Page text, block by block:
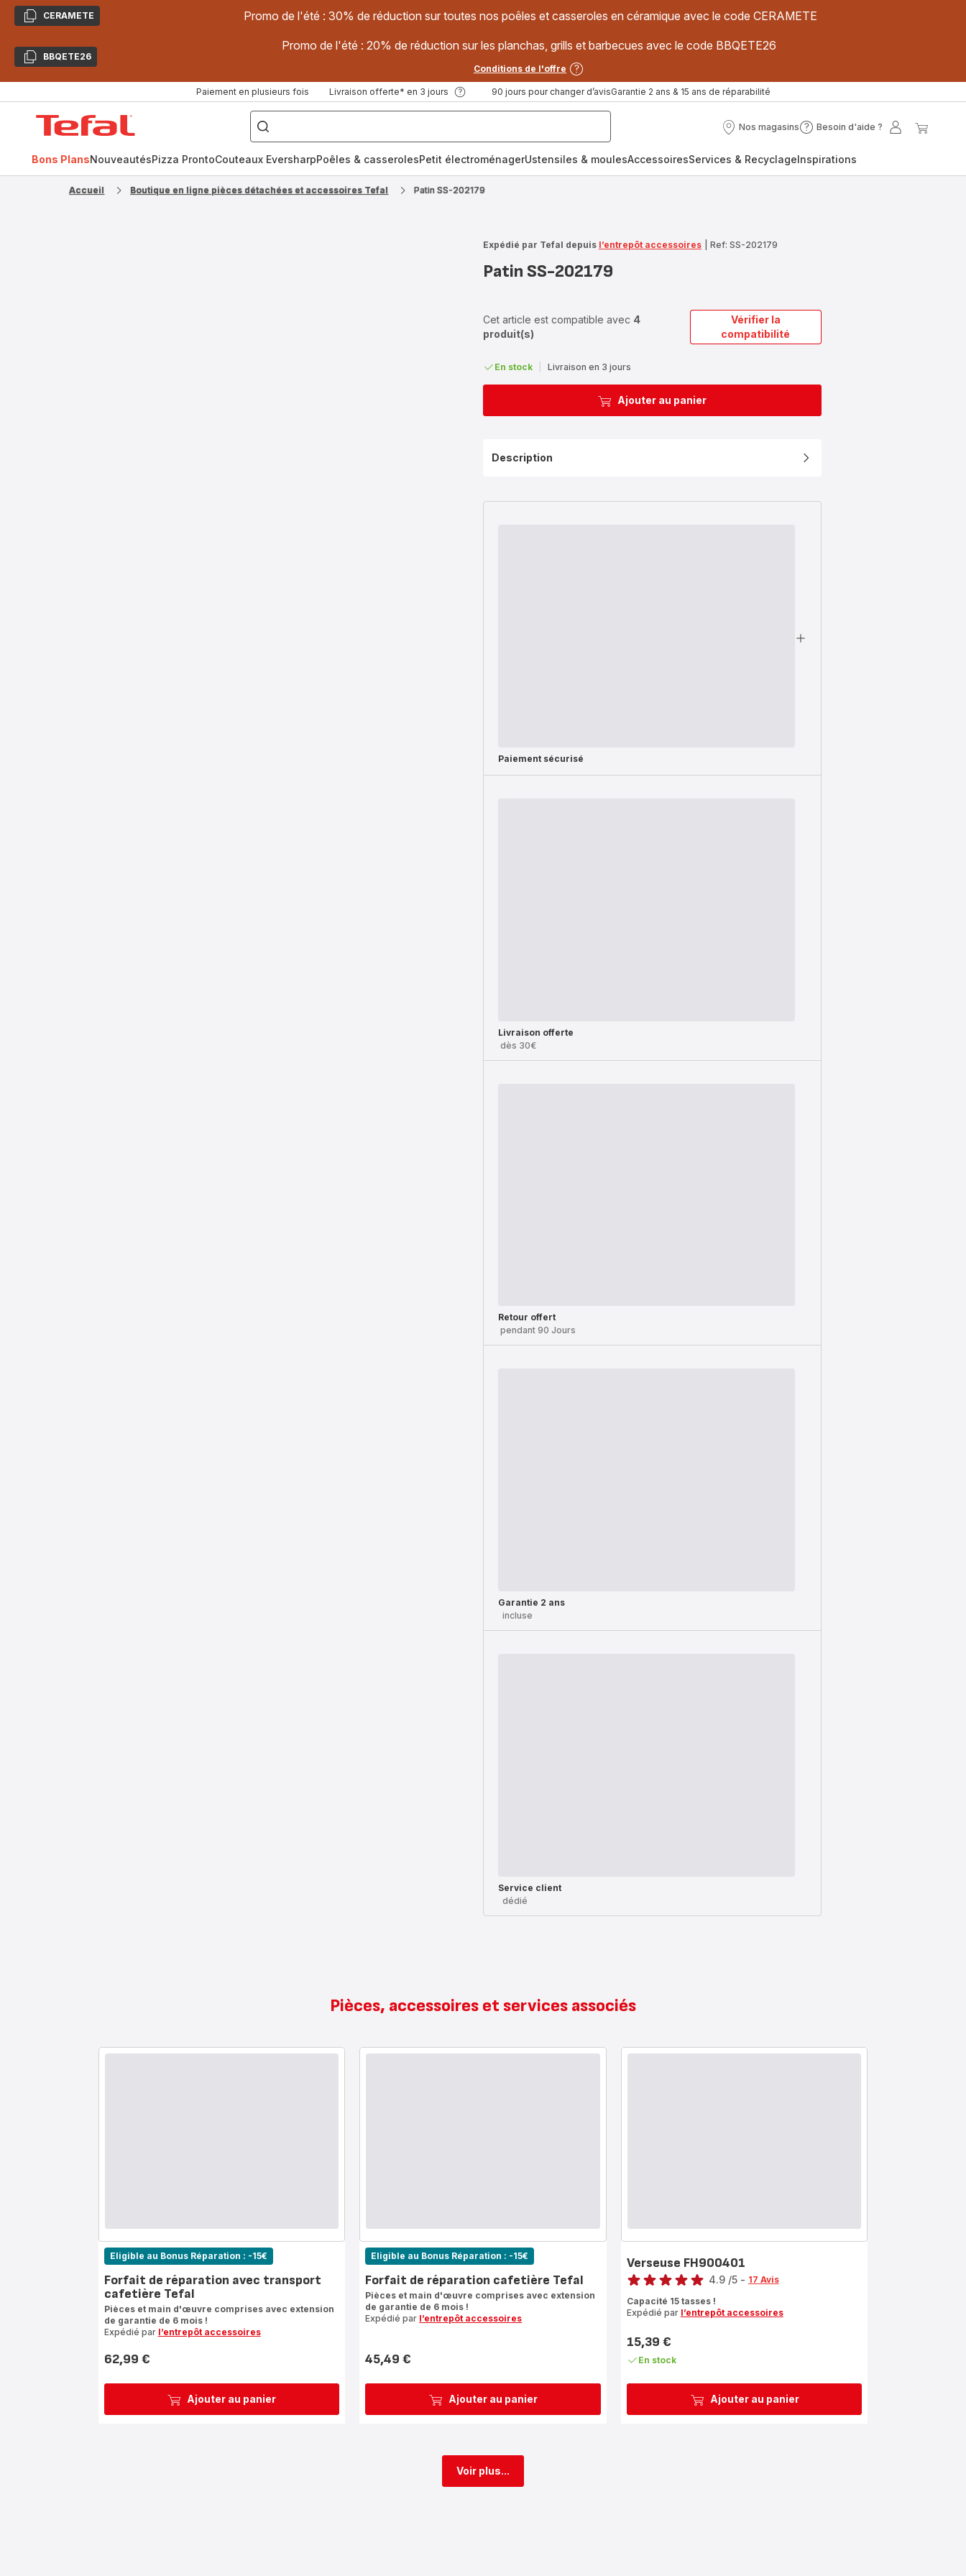
CopierCERAMETE Promo de l'été : 30% de réduction sur toutes nos poêles et casseroles en céramique avec le code CERAMETE
CopierBBQETE26
Promo de l'été : 20% de réduction sur les planchas, grills et barbecues avec le code BBQETE26
Conditions de l'offre
Paiement en plusieurs fois Livraison offerte* en 3 jours 90 jours pour changer d’avisGarantie 2 ans & 15 ans de réparabilité
["Poêles
inox,
Cake
Factory,
Nos magasins
Nos
Besoin d'aide ?
Besoin
?
Mon
Bons PlansNouveautésPizza ProntoCouteaux EversharpPoêles & casserolesPetit électroménagerUstensiles & moulesAccessoiresServices & RecyclageInspirations
Accueil Boutique en ligne pièces détachées et accessoires Tefal Patin SS-202179
Expédié par Tefal depuis l’entrepôt accessoires Ref: SS-202179
Patin SS-202179
Cet article est compatible avec 4
produit(s)
Vérifier la
compatibilité
En stock Livraison en 3 jours
Ajouter au panier
Description
Paiement sécurisé
Livraison offerte
dès 30€
Retour offert
pendant 90 Jours
Garantie 2 ans
incluse
Service client
dédié
Pièces, accessoires et services associés
Ajouter au panier
Eligible au Bonus Réparation : -15€
Forfait de réparation avec transport
cafetière Tefal
Pièces et main d'œuvre comprises avec extension
de garantie de 6 mois !
Expédié par l’entrepôt accessoires
Prix
62,99 €
Ajouter au panier
Eligible au Bonus Réparation : -15€
Forfait de réparation cafetière Tefal
Pièces et main d'œuvre comprises avec extension
de garantie de 6 mois !
Expédié par l’entrepôt accessoires
Prix
45,49 €
Ajouter au panier
Verseuse FH900401
Note
4.9 /5 - 17 Avis
Capacité 15 tasses !
Expédié par l’entrepôt accessoires
Prix
15,39 €
En stock
Voir plus...